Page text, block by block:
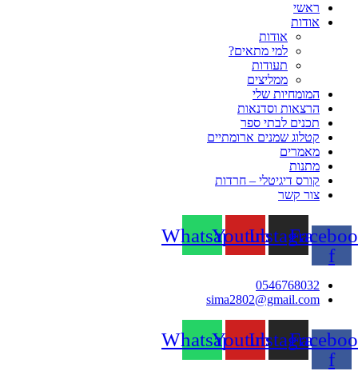
ראשי
אודות
אודות
למי מתאים?
תעודות
ממליצים
המומחיות שלי
הרצאות וסדנאות
תכנים לבתי ספר
קטלוג שמנים ארומתיים
מאמרים
מתנות
קורס דיגיטלי – חרדות
צור קשר
f
Instagram
Youtube
Whatsapp
0546768032
sima2802@gmail.com
f
Instagram
Youtube
Whatsapp